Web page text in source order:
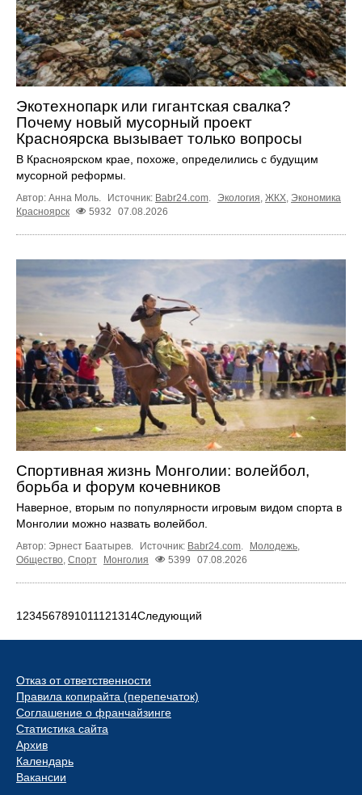
Экотехнопарк или гигантская свалка?
Почему новый мусорный проект
Красноярска вызывает только вопросы
В Красноярском крае, похоже, определились с будущим
мусорной реформы.
Автор: Анна Моль. Источник: Babr24.com. Экология, ЖКХ, Экономика
Красноярск
5932 07.08.2026
Спортивная жизнь Монголии: волейбол,
борьба и форум кочевников
Наверное, вторым по популярности игровым видом спорта в
Монголии можно назвать волейбол.
Автор: Эрнест Баатырев. Источник: Babr24.com Молодежь
Общество, Спорт Монголия 5399 07.08.2026
1 234567891011121314Следующий
Отказ от ответственности
Правила копирайта (перепечаток)
Соглашение о франчайзинге
Статистика сайта
Архив
Календарь
Вакансии